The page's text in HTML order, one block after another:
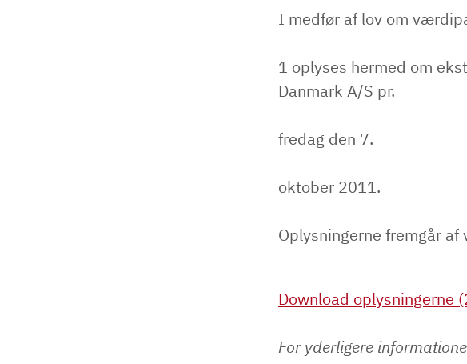
I medfør af lov om
1 oplyses hermed om
Danmark A/S pr.
fredag den 7.
oktober 2011.
Oplysningerne fremgår
Download oplysningerne
For yderligere